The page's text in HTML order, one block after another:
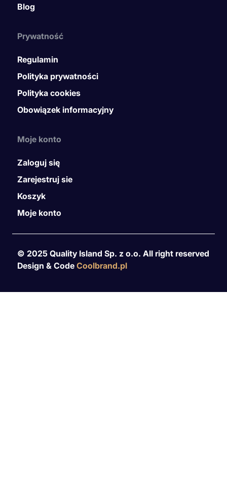
Blog
Prywatność
Regulamin
Polityka prywatności
Polityka cookies
Obowiązek informacyjny
Moje konto
Zaloguj się
Zarejestruj sie
Koszyk
Moje konto
© 2025 Quality Island Sp. z o.o. All right reserved
Design & Code Coolbrand.pl